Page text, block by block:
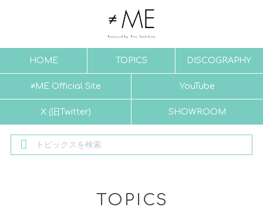
HOME TOPICS DISCOGRAPHY
≠ME Official Site YouTube
X (旧Twitter) SHOWROOM
TOPICS